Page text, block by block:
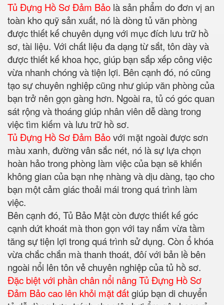
Tủ Đựng Hồ Sơ Đảm Bảo là sản phẩm do đơn vị an
toàn kho quỹ sản xuất, nó là dòng tủ văn phòng
được thiết kế chuyên dụng với mục đích lưu trữ hồ
sơ, tài liệu. Với chất liệu đa dạng từ sắt, tôn dày và
được thiết kế khoa học, giúp bạn sắp xếp công việc
vừa nhanh chóng và tiện lợi. Bên cạnh đó, nó cũng
tạo sự chuyên nghiệp cũng như giúp văn phòng của
bạn trở nên gọn gàng hơn. Ngoài ra, tủ có góc quan
sát rộng và thoáng giúp nhân viên dễ dàng trong
việc tìm kiếm và lưu trữ hồ sơ.
Tủ Đựng Hồ Sơ Đảm Bảovới mặt ngoài được sơn
màu xanh, đường vân sắc nét, nó là sự lựa chọn
hoàn hảo trong phòng làm việc của bạn sẽ khiến
không gian của bạn nhẹ nhàng và dịu dàng, tạo cho
bạn một cảm giác thoải mái trong quá trình làm
việc.
Bên cạnh đó, Tủ Bảo Mật còn được thiết kế góc
cạnh dứt khoát mà thon gọn với tay nắm vừa tầm
tăng sự tiện lợi trong quá trình sử dụng. Còn ổ khóa
vừa chắc chắn mà thanh thoát, đôí với bản lề bên
ngoài nổi lên tôn vẻ chuyên nghiệp của tủ hồ sơ.
Đặc biệt với phần chân nổi nâng Tủ Đựng Hồ Sơ
Đảm Bảo cao lên khỏi mặt đấtgiúp bạn di chuyển